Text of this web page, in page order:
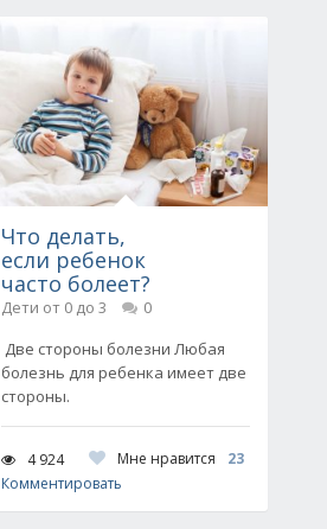
Что делать,
если ребенок
часто болеет?
Дети от 0 до 3
0
Две стороны болезни Любая
болезнь для ребенка имеет две
стороны.
4 924 Мне нравится
23
Комментировать